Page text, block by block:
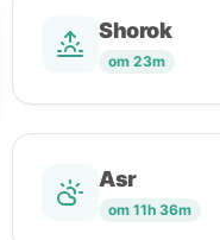
Shorok
om 23m
Asr
om 11h 36m